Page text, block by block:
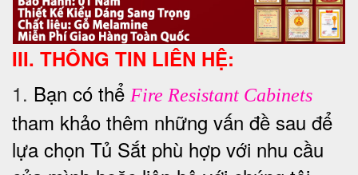
III. THÔNG TIN LIÊN HỆ:
1. Bạn có thể Fire Resistant Cabinets
tham khảo thêm những vấn đề sau để
lựa chọn Tủ Sắt phù hợp với nhu cầu